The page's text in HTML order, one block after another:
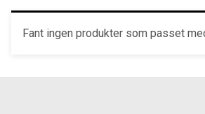
Fant ingen produkter som passet